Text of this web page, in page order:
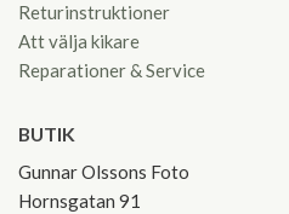
Returinstruktioner
Att välja kikare
Reparationer & Service
BUTIK
Gunnar Olssons Foto
Hornsgatan 91